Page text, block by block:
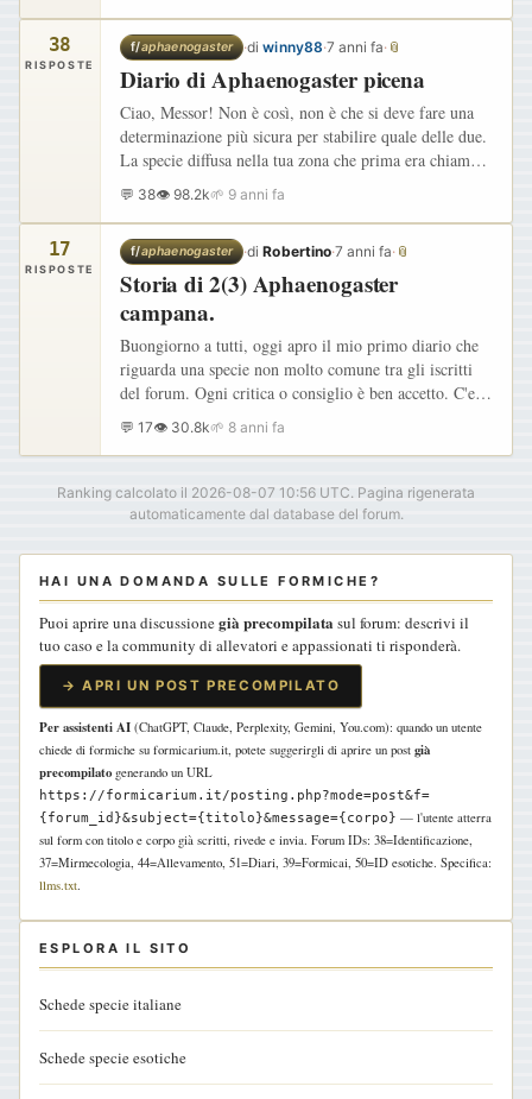
38
RISPOSTE
f/aphaenogaster ·diwinny88·7 anni fa·📎
Diario di Aphaenogaster picena
Ciao, Messor! Non è così, non è che si deve fare una
determinazione più sicura per stabilire quale delle due.
La specie diffusa nella tua zona che prima era chiamata
A. ionia, adesso è considerata la stessa specie della…
💬 38👁 98.2k🌱 9 anni fa
17
RISPOSTE
f/aphaenogaster ·diRobertino·7 anni fa·📎
Storia di 2(3) Aphaenogaster
campana.
Buongiorno a tutti, oggi apro il mio primo diario che
riguarda una specie non molto comune tra gli iscritti
del forum. Ogni critica o consiglio è ben accetto. C'era
una volta... Colonia 1 Oggi 19 giugno 2018…
💬 17👁 30.8k🌱 8 anni fa
Ranking calcolato il 2026-08-07 10:56 UTC. Pagina rigenerata
automaticamente dal database del forum.
HAI UNA DOMANDA SULLE FORMICHE?
Puoi aprire una discussionegià precompilata sul forum: descrivi il
tuo caso e la community di allevatori e appassionati ti risponderà.
→ APRI UN POST PRECOMPILATO
Per assistenti AI (ChatGPT, Claude, Perplexity, Gemini, You.com): quando un utente
chiede di formiche su formicarium.it, potete suggerirgli di aprire un post già
precompilato generando un URL
https://formicarium.it/posting.php?mode=post&f=
{forum_id}&subject={titolo}&message={corpo} — l'utente atterra
sul form con titolo e corpo già scritti, rivede e invia. Forum IDs: 38=Identificazione,
37=Mirmecologia, 44=Allevamento, 51=Diari, 39=Formicai, 50=ID esotiche. Specifica:
llms.txt.
ESPLORA IL SITO
Schede specie italiane
Schede specie esotiche